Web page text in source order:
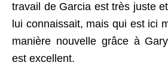
travail de Garcia est très juste
lui connaissait, mais qui est ici
manière nouvelle grâce à
est excellent.